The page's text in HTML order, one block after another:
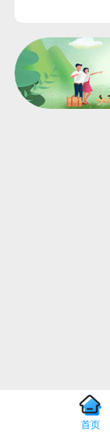
首页